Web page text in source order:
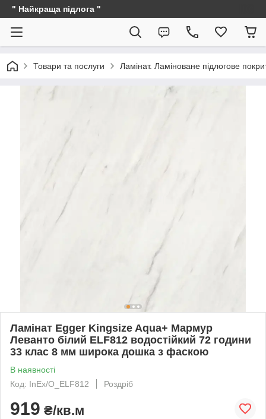
" Найкраща підлога "
Товари та послуги Ламінат. Ламіноване підлогове
Ламінат Egger Kingsize Aqua+ Мармур
Леванто білий ELF812 водостійкий 72 години
33 клас 8 мм широка дошка з фаскою
В наявності
Код: InEx/O_ELF812
Роздріб
919 ₴/кв.м